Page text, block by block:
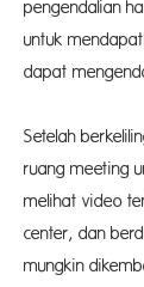
pengendalian
untuk
dapat
Setelah
ruang meeting
melihat video
center, dan
mungkin